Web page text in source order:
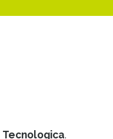
Tecnologica.